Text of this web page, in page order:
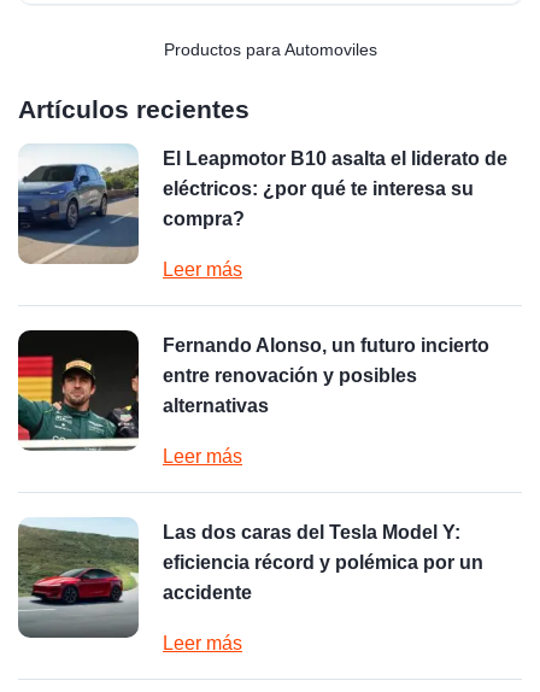
Productos para Automoviles
Artículos recientes
El Leapmotor B10 asalta el liderato de
eléctricos: ¿por qué te interesa su
compra?
Leer más
Fernando Alonso, un futuro incierto
entre renovación y posibles
alternativas
Leer más
Las dos caras del Tesla Model Y:
eficiencia récord y polémica por un
accidente
Leer más